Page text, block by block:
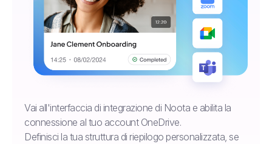
Vai all'interfaccia di integrazione di Noota e abilita la
connessione al tuo account OneDrive.
Definisci la tua struttura di riepilogo personalizzata, se